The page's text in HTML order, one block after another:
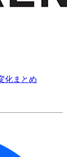
化まとめ